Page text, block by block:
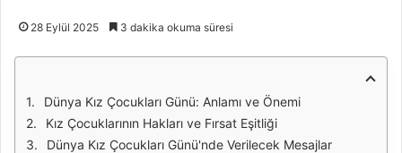
28 Eylül 2025 3 dakika okuma süresi
Dünya Kız Çocukları Günü: Anlamı ve Önemi
Kız Çocuklarının Hakları ve Fırsat Eşitliği
Dünya Kız Çocukları Günü'nde Verilecek Mesajlar